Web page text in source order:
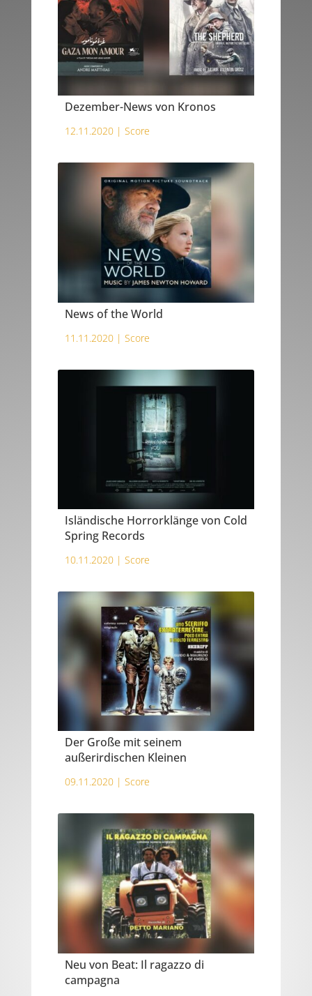
Dezember-News von Kronos
12.11.2020 | Score
News of the World
11.11.2020 | Score
Isländische Horrorklänge von Cold
Spring Records
10.11.2020 | Score
Der Große mit seinem
außerirdischen Kleinen
09.11.2020 | Score
Neu von Beat: Il ragazzo di
campagna